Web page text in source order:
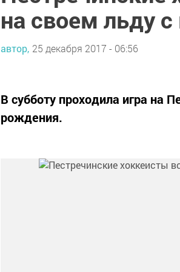
на своем льду
автор, 25 декабря 2017 - 06:56
В субботу проходила игра на
рождения.